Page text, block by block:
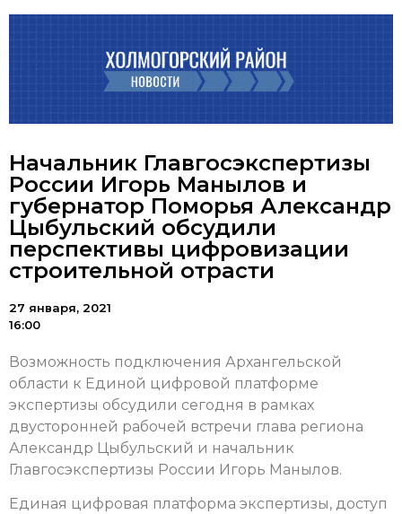
Начальник Главгосэкспертизы
России Игорь Манылов и
губернатор Поморья Александр
Цыбульский обсудили
перспективы цифровизации
строительной отрасти
27 января, 2021
16:00
Возможность подключения Архангельской
области к Единой цифровой платформе
экспертизы обсудили сегодня в рамках
двусторонней рабочей встречи глава региона
Александр Цыбульский и начальник
Главгосэкспертизы России Игорь Манылов.
Единая цифровая платформа экспертизы, доступ